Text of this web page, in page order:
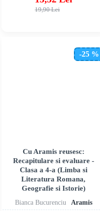
19,90 Lei
-25 %
Bianca Bucurenciu Aramis
Cu Aramis reusesc:
Recapitulare si evaluare -
Clasa a 4-a (Limba si
Literatura Romana,
Geografie si Istorie)